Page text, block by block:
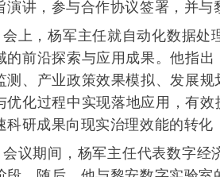
演讲，参与合作协议签署，并与
会上，杨军主任就自动化数据处
的前沿探索与应用成果。他指
测、产业政策效果模拟、发展
优化过程中实现落地应用，有
科研成果向现实治理效能的转化
会议期间，杨军主任代表数字经